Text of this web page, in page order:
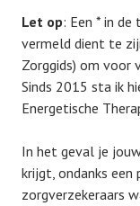
Let op: Een * in
vermeld dient te
Zorggids) om voor
Sinds 2015 sta ik
Energetische
In het geval je
krijgt, ondanks een
zorgverzekeraars